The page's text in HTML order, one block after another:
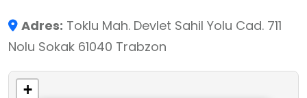
teknik birimleri, fidan yetiştirme süreçleri,
orman envanteri çalışmaları ve koruma
uygulamaları; öğrencilerde gözlem, analiz,
çevre farkındalığı, problem çözme, sorumluluk
Adres: Toklu Mah. Devlet Sahil Yolu Cad. 711
Nolu Sokak 61040 Trabzon
+